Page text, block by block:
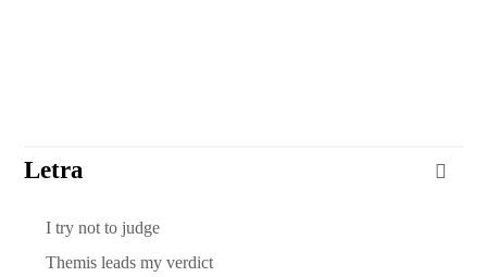
Letra
I try not to judge
Themis leads my verdict